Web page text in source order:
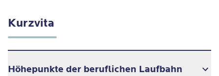
Kurzvita
Höhepunkte der beruflichen Laufbahn